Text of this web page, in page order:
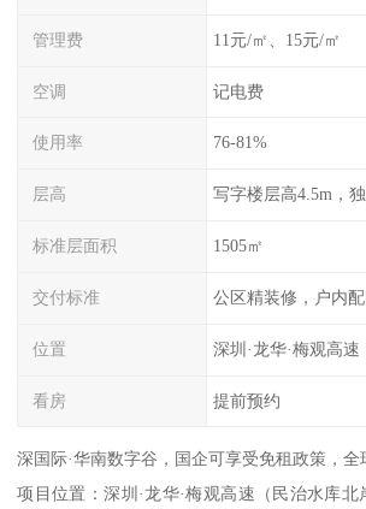
管理费 11元/㎡、15元/㎡
空调 记电费
使用率 76-81%
层高 写字楼层高4.5m，
标准层面积 1505㎡
交付标准 公区精装修，户内
位置 深圳·龙华·梅观高速
看房 提前预约
深国际·华南数字谷，国企可享受免租政策，全
项目位置：深圳·龙华·梅观高速（民治水库北